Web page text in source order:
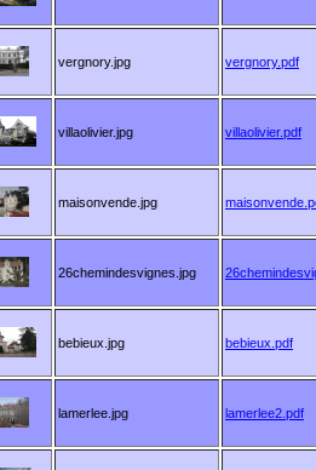
vergnory.jpg vergnory.pdf
villaolivier.jpg villaolivier.pdf
maisonvende.jpg
26chemindesvignes.jpg
bebieux.jpg bebieux.pdf
lamerlee.jpg lamerlee2.pdf